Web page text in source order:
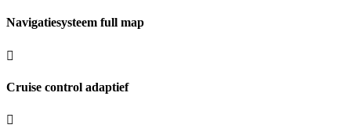
Navigatiesysteem full map
Cruise control adaptief